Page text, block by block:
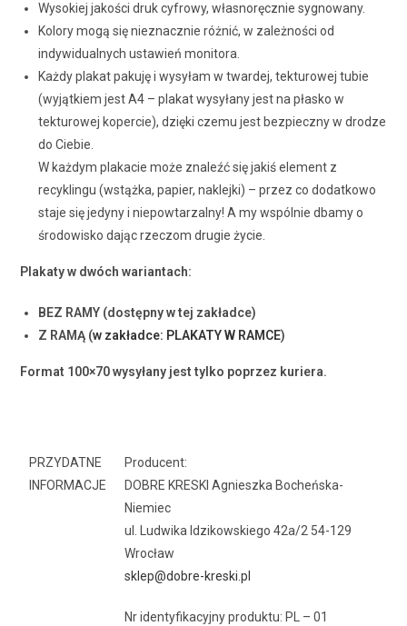
Wysokiej jakości druk cyfrowy, własnoręcznie sygnowany.
Kolory mogą się nieznacznie różnić, w zależności od
indywidualnych ustawień monitora.
Każdy plakat pakuję i wysyłam w twardej, tekturowej tubie
(wyjątkiem jest A4 – plakat wysyłany jest na płasko w
tekturowej kopercie), dzięki czemu jest bezpieczny w drodze
do Ciebie.
W każdym plakacie może znaleźć się jakiś element z
recyklingu (wstążka, papier, naklejki) – przez co dodatkowo
staje się jedyny i niepowtarzalny! A my wspólnie dbamy o
środowisko dając rzeczom drugie życie.
Plakaty w dwóch wariantach:
BEZ RAMY (dostępny w tej zakładce)
Z RAMĄ (w zakładce: PLAKATY W RAMCE)
Format 100×70 wysyłany jest tylko poprzez kuriera.
PRZYDATNE
INFORMACJE
Producent:
DOBRE KRESKI Agnieszka Bocheńska-
Niemiec
ul. Ludwika Idzikowskiego 42a/2 54-129
Wrocław
sklep@dobre-kreski.pl
Nr identyfikacyjny produktu: PL – 01